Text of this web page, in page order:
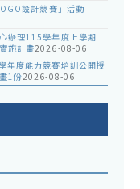
設計競賽」活動
辦理115學年度上學期
施計畫2026-08-06
年度能力競賽培訓公開授
1份2026-08-06